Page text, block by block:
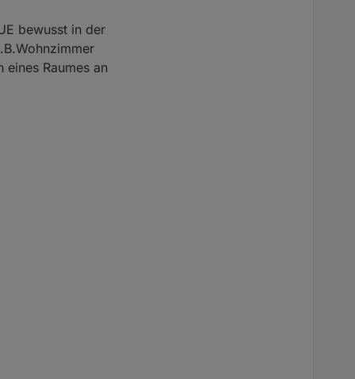
Gruppen die
werden und nicht
bewusst in der
Raumes an